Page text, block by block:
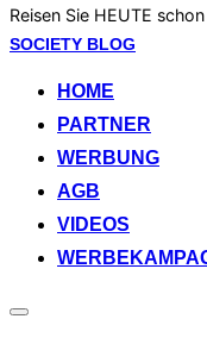
Reisen Sie HEUTE
Zum
springen
SOCIETY BLOG
HOME
PARTNER
WERBUNG
AGB
VIDEOS
Seitenleiste